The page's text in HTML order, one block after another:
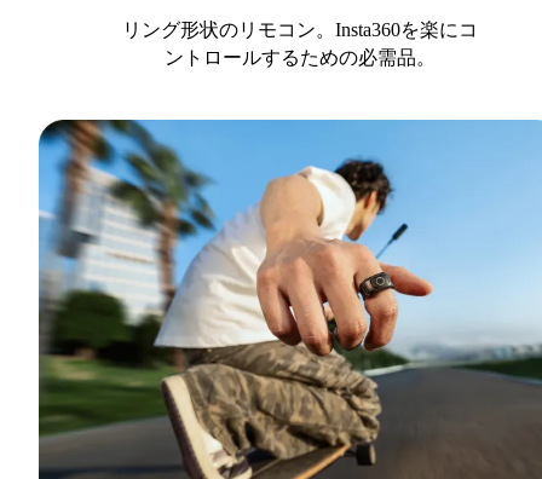
リング形状のリモコン。Insta360を楽にコ
ントロールするための必需品。